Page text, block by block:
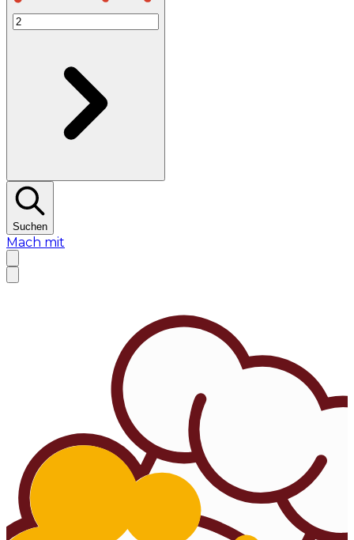
Suchen
Mach mit